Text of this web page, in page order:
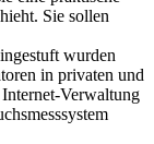
Sie sollen
wurden
in privaten und
Verwaltung